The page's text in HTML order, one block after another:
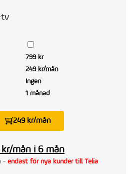
tv
799 kr
249 kr/mån
Ingen
1 månad
249 kr/mån
kr/mån i 6 mån
- endast för nya kunder till Telia